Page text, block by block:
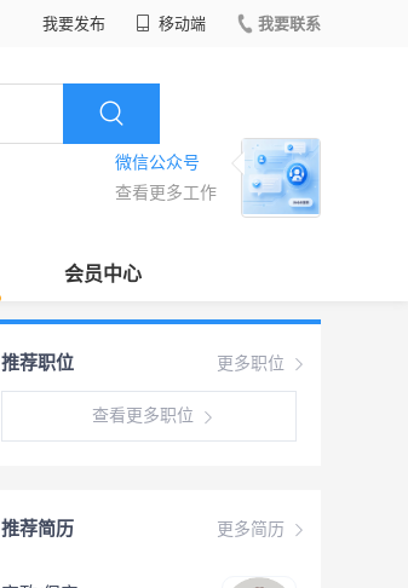
我要发布 移动端 我要联系
微信公众号
查看更多工作
会员中心
更多职位
推荐职位
查看更多职位
更多简历
推荐简历